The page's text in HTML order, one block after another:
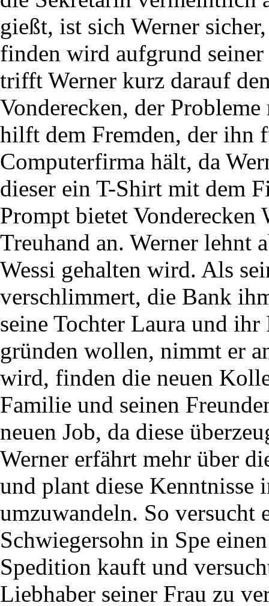
gießt, ist sich Werner
finden wird aufgrund
trifft Werner kurz darauf
Vonderecken, der
hilft dem Fremden, der ihn
Computerfirma hält, da
dieser ein T-Shirt mit dem
Prompt bietet Vonderecken
Treuhand an. Werner lehnt
Wessi gehalten wird. Als
verschlimmert, die Bank
seine Tochter Laura und
gründen wollen, nimmt er
wird, finden die neuen
Familie und seinen
neuen Job, da diese
Werner erfährt mehr über
und plant diese Kenntnisse
umzuwandeln. So versucht
Schwiegersohn in Spe
Spedition kauft und
Liebhaber seiner Frau zu